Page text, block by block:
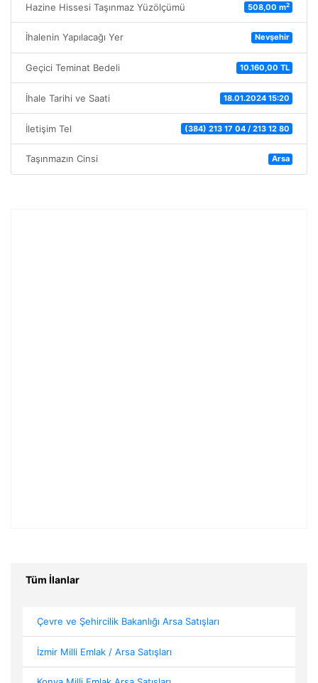
Hazine Hissesi Taşınmaz Yüzölçümü 508,00 m2
İhalenin Yapılacağı Yer Nevşehir
Geçici Teminat Bedeli 10.160,00 TL
İhale Tarihi ve Saati 18.01.2024 15:20
İletişim Tel (384) 213 17 04 / 213 12 80
Taşınmazın Cinsi Arsa
Tüm İlanlar
Çevre ve Şehircilik Bakanlığı Arsa Satışları
İzmir Milli Emlak / Arsa Satışları